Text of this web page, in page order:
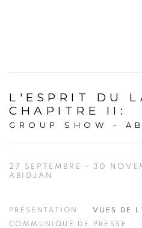
L'ESPRIT DU
CHAPITRE II :
GROUP SHOW -
27 SEPTEMBRE - 30
ABIDJAN
PRÉSENTATION
VUES DE
COMMUNIQUÉ DE PRESSE